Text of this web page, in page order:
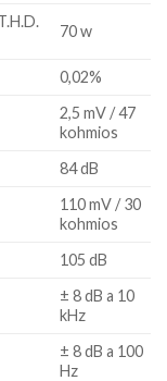
70 w
0,02%
2,5 mV / 47
kohmios
84 dB
110 mV / 30
kohmios
105 dB
± 8 dB a 10
kHz
± 8 dB a 100
Hz